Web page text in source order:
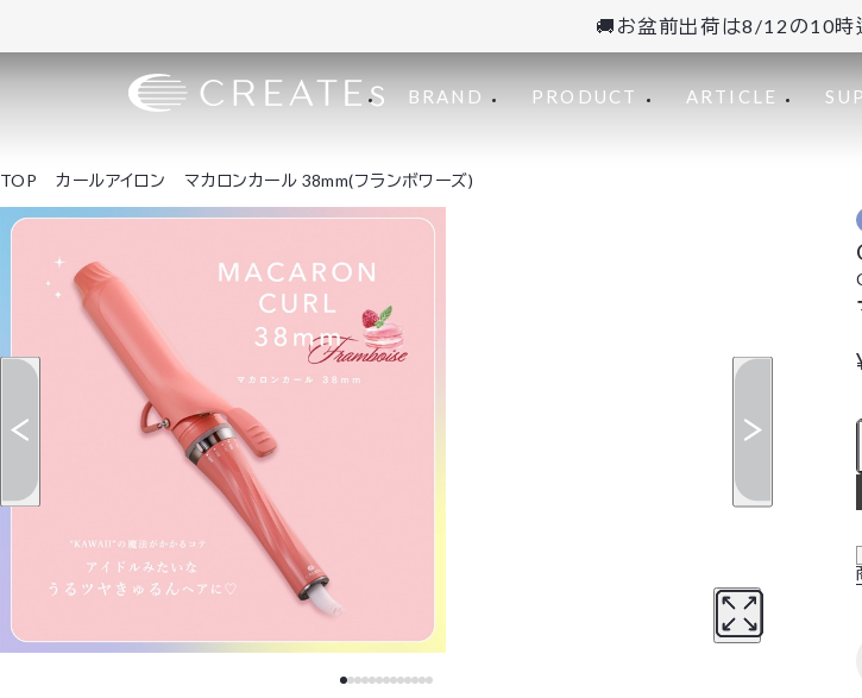
🚚お盆前出荷は8/12の10時
BRAND PRODUCT ARTICLE
TOP カールアイロン マカロンカール 38mm(フランボワーズ)